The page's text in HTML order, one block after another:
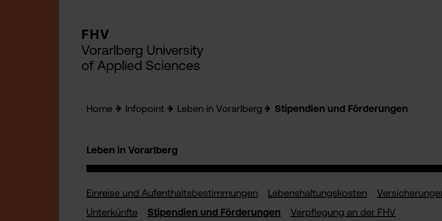
FHV
Vorarlberg University
of Applied Sciences
Home Infopoint Leben in Vorarlberg Stipendien und Förderungen
Leben in Vorarlberg
Einreise und Aufenthaltsbestimmungen Lebenshaltungskosten
Unterkünfte
Stipendien und Förderungen Verpflegung an der FHV